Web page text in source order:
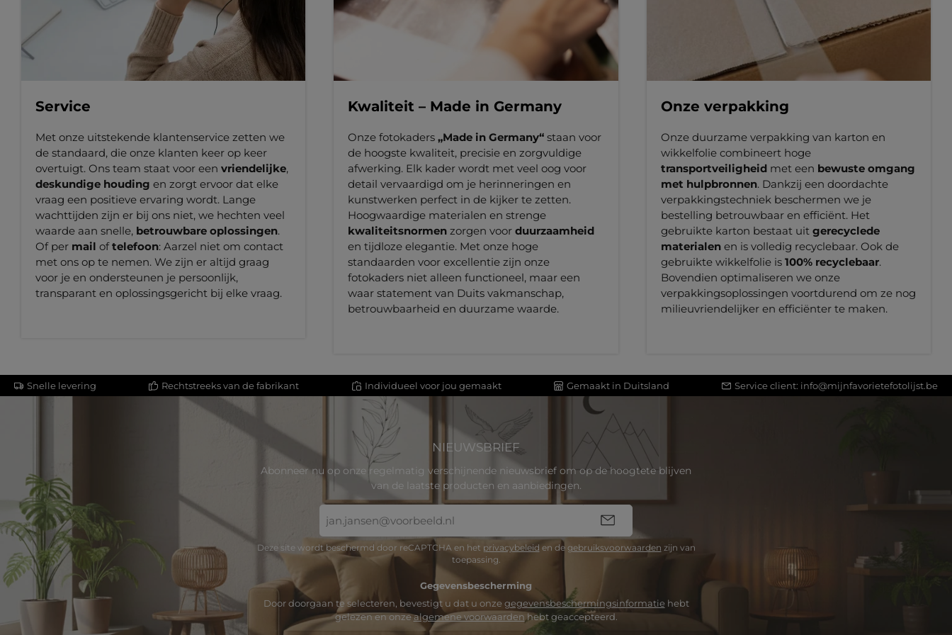
Service
Met onze uitstekende klantenservice zetten we
de standaard, die onze klanten keer op keer
overtuigt. Ons team staat voor een vriendelijke,
deskundige houding en zorgt ervoor dat elke
vraag een positieve ervaring wordt. Lange
wachttijden zijn er bij ons niet, we hechten veel
waarde aan snelle, betrouwbare oplossingen.
Of per mail oftelefoon: Aarzel niet om contact
met ons op te nemen. We zijn er altijd graag
voor je en ondersteunen je persoonlijk,
transparant en oplossingsgericht bij elke vraag.
Kwaliteit – Made in Germany
Onze fotokaders„Made in Germany“ staan voor
de hoogste kwaliteit, precisie en zorgvuldige
afwerking. Elk kader wordt met veel oog voor
detail vervaardigd om je herinneringen en
kunstwerken perfect in de kijker te zetten.
Hoogwaardige materialen en strenge
kwaliteitsnormen zorgen voorduurzaamheid
en tijdloze elegantie. Met onze hoge
standaarden voor excellentie zijn onze
fotokaders niet alleen functioneel, maar een
waar statement van Duits vakmanschap,
betrouwbaarheid en duurzame waarde.
Onze verpakking
Onze duurzame verpakking van karton en
wikkelfolie combineert hoge
transportveiligheidmet een bewuste omgang
met hulpbronnen. Dankzij een doordachte
verpakkingstechniek beschermen we je
bestelling betrouwbaar en efficiënt. Het
gebruikte karton bestaat uit gerecyclede
materialenen is volledig recyclebaar. Ook de
gebruikte wikkelfolie is 100% recyclebaar.
Bovendien optimaliseren we onze
verpakkingsoplossingen voortdurend om ze nog
milieuvriendelijker en efficiënter te maken.
Snelle levering Rechtstreeks van de fabrikant Individueel voor jou gemaakt Gemaakt in Duitsland Service client: info@mijnfavorietefotolijst.be
NIEUWSBRIEF
Abonneer nu op onze regelmatig verschijnende nieuwsbrief om op de hoogtete blijven
van de laatste producten en aanbiedingen.
mailadres
*
Deze site wordt beschermd door reCAPTCHA en het privacybeleid en de gebruiksvoorwaarden zijn van
toepassing.
Gegevensbescherming
Door doorgaan te selecteren, bevestigt u dat u onze gegevensbeschermingsinformatie hebt
gelezen en onzealgemene voorwaardenhebt geaccepteerd.